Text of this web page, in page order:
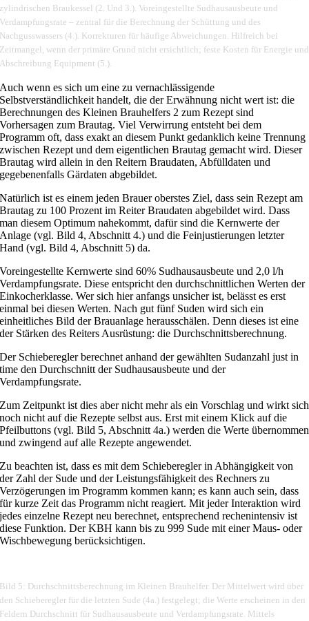
zylindrischen Braukessel (2. Und 3.). Voreingestellte Sudhausausbeute und
Verdampfungsrate – zentral für die Berechnung der Schüttung und des
Nachgusswassers (4.). Korrekturen für häufige Abweichungen. Hilfreich bei
Zeitmangel, wenn der primäre Grund nicht ersichtlich; feste Kosten für Energie und
Abschreibung Equipment (5.).
Auch wenn es sich um eine zu vernachlässigende
Selbstverständlichkeit handelt, die der Erwähnung nicht wert ist: die
Berechnungen des Kleinen Brauhelfers 2 zum Rezept sind
Vorhersagen zum Brautag. Viel Verwirrung entsteht bei dem
Programm oft, dass exakt an diesem Punkt gedanklich keine Trennung
zwischen Rezept und dem eigentlichen Brautag gemacht wird. Dieser
Brautag wird allein in den Reitern Braudaten, Abfülldaten und
gegebenenfalls Gärdaten abgebildet.
Natürlich ist es einem jeden Brauer oberstes Ziel, dass sein Rezept am
Brautag zu 100 Prozent im Reiter Braudaten abgebildet wird. Dass
man diesem Optimum nahekommt, dafür sind die Kernwerte der
Anlage (vgl. Bild 4, Abschnitt 4.) und die Feinjustierungen letzter
Hand (vgl. Bild 4, Abschnitt 5) da.
Voreingestellte Kernwerte sind 60% Sudhausausbeute und 2,0 l/h
Verdampfungsrate. Diese entspricht den durchschnittlichen Werten der
Einkocherklasse. Wer sich hier anfangs unsicher ist, belässt es erst
einmal bei diesen Werten. Nach gut fünf Suden wird sich ein
einheitliches Bild der Brauanlage herausschälen. Denn dieses ist eine
der Stärken des Reiters Ausrüstung: die Durchschnittsberechnung.
Der Schieberegler berechnet anhand der gewählten Sudanzahl just in
time den Durchschnitt der Sudhausausbeute und der
Verdampfungsrate.
Zum Zeitpunkt ist dies aber nicht mehr als ein Vorschlag und wirkt sich
noch nicht auf die Rezepte selbst aus. Erst mit einem Klick auf die
Pfeilbuttons (vgl. Bild 5, Abschnitt 4a.) werden die Werte übernommen
und zwingend auf alle Rezepte angewendet.
Zu beachten ist, dass es mit dem Schieberegler in Abhängigkeit von
der Zahl der Sude und der Leistungsfähigkeit des Rechners zu
Verzögerungen im Programm kommen kann; es kann auch sein, dass
für kurze Zeit das Programm nicht reagiert. Mit jeder Interaktion wird
jedes einzelne Rezept neu berechnet, entsprechend rechenintensiv ist
diese Funktion. Der KBH kann bis zu 999 Sude mit einer Maus- oder
Wischbewegung berücksichtigen.
Bild 5: Durchschnittsberechnung im Kleinen Brauhelfer. Der Mittelwert wird über
den Schieberegler für die letzten Sude (4a.) festgelegt; die Werte erscheinen in den
Feldern Durchschnitt für Sudhausausbeute und Verdampfungsrate. Mittels